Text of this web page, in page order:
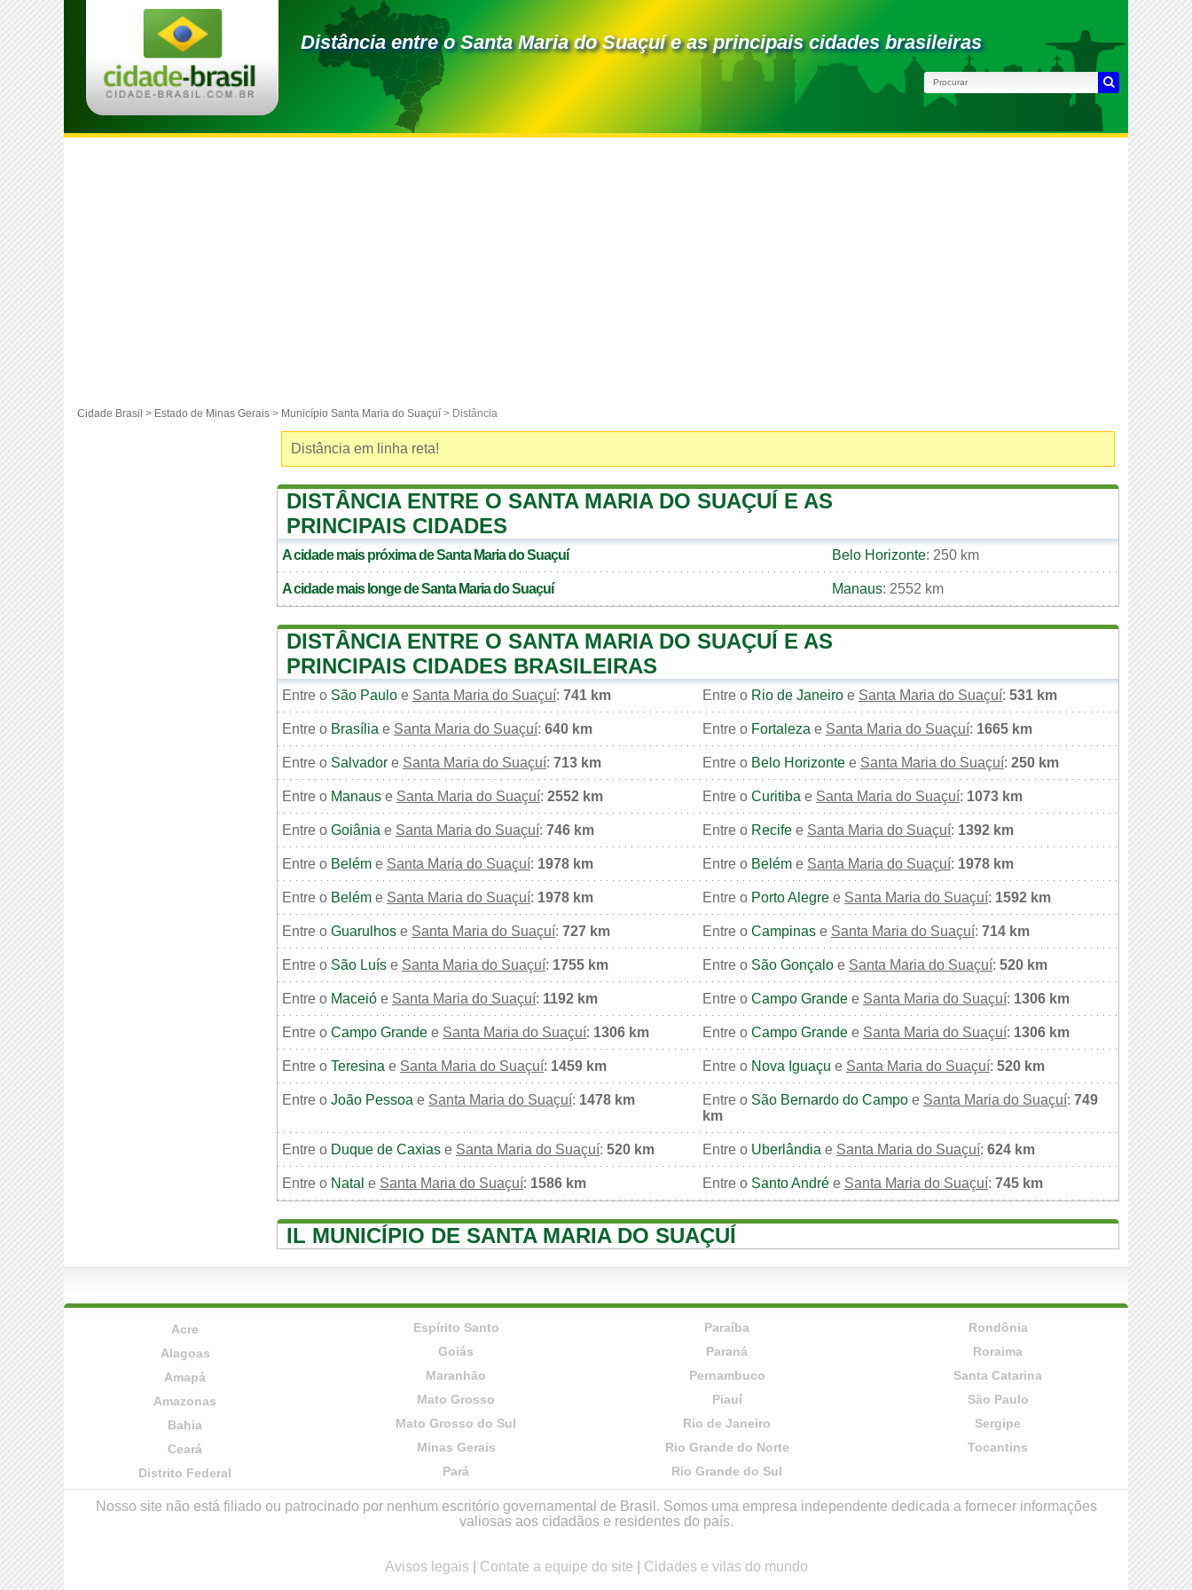
Distância entre o Santa Maria do Suaçuí e as principais cidades brasileiras
Cidade Brasil > Estado de Minas Gerais > Município Santa Maria do Suaçuí > Distância
Distância em linha reta!
DISTÂNCIA ENTRE O SANTA MARIA DO SUAÇUÍ E AS
PRINCIPAIS CIDADES
A cidade mais próxima deSanta Maria do Suaçuí Belo Horizonte: 250 km
A cidade mais longe deSanta Maria do Suaçuí Manaus: 2552 km
DISTÂNCIA ENTRE O SANTA MARIA DO SUAÇUÍ E AS
PRINCIPAIS CIDADES BRASILEIRAS
Entre o São Paulo e Santa Maria do Suaçuí: 741 km Entre o Rio de Janeiro e Santa Maria do Suaçuí: 531 km
Entre o Brasília e Santa Maria do Suaçuí: 640 km Entre o Fortaleza e Santa Maria do Suaçuí: 1665 km
Entre o Salvador e Santa Maria do Suaçuí: 713 km Entre o Belo Horizonte e Santa Maria do Suaçuí: 250 km
Entre o Manaus e Santa Maria do Suaçuí: 2552 km Entre o Curitiba e Santa Maria do Suaçuí: 1073 km
Entre o Goiânia e Santa Maria do Suaçuí: 746 km Entre o Recife e Santa Maria do Suaçuí: 1392 km
Entre o Belém e Santa Maria do Suaçuí: 1978 km Entre o Belém e Santa Maria do Suaçuí: 1978 km
Entre o Belém e Santa Maria do Suaçuí: 1978 km Entre o Porto Alegre e Santa Maria do Suaçuí: 1592 km
Entre o Guarulhos e Santa Maria do Suaçuí: 727 km Entre o Campinas e Santa Maria do Suaçuí: 714 km
Entre o São Luís e Santa Maria do Suaçuí: 1755 km Entre o São Gonçalo e Santa Maria do Suaçuí: 520 km
Entre o Maceió e Santa Maria do Suaçuí: 1192 km Entre o Campo Grande e Santa Maria do Suaçuí: 1306 km
Entre o Campo Grande e Santa Maria do Suaçuí: 1306 km Entre o Campo Grande e Santa Maria do Suaçuí: 1306 km
Entre o Teresina e Santa Maria do Suaçuí: 1459 km Entre o Nova Iguaçu e Santa Maria do Suaçuí: 520 km
Entre o João Pessoa e Santa Maria do Suaçuí: 1478 km Entre o São Bernardo do Campo e Santa Maria do Suaçuí: 749
km
Entre o Duque de Caxias e Santa Maria do Suaçuí: 520 km Entre o Uberlândia e Santa Maria do Suaçuí: 624 km
Entre o Natal e Santa Maria do Suaçuí: 1586 km Entre o Santo André e Santa Maria do Suaçuí: 745 km
IL MUNICÍPIO DE SANTA MARIA DO SUAÇUÍ
Acre
Alagoas
Amapá
Amazonas
Bahia
Ceará
Distrito Federal
Espírito Santo
Goiás
Maranhão
Mato Grosso
Mato Grosso do Sul
Minas Gerais
Pará
Paraíba
Paraná
Pernambuco
Piauí
Rio de Janeiro
Rio Grande do Norte
Rio Grande do Sul
Rondônia
Roraima
Santa Catarina
São Paulo
Sergipe
Tocantins
Nosso site não está filiado ou patrocinado por nenhum escritório governamental de Brasil. Somos uma empresa independente dedicada a fornecer informações
valiosas aos cidadãos e residentes do país.
Avisos legais Contate a equipe do site Cidades e vilas do mundo